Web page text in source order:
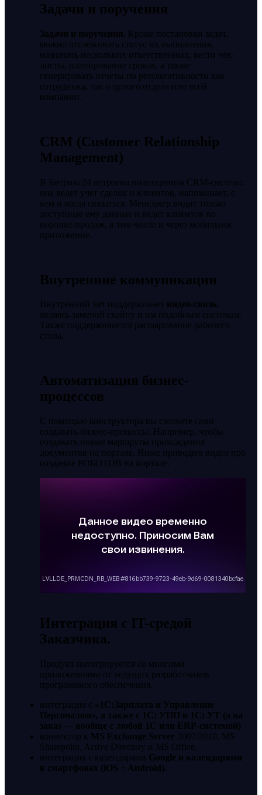
Задачи и поручения
Задачи и поручения. Кроме постановки задач,
можно отслеживать статус их выполнения,
назначать нескольких ответственных, вести чек-
листы, планирование сроков, а также
генерировать отчеты по результативности как
сотрудника, так и целого отдела или всей
компании.
CRM (Customer Relationship
Management)
В Битрикс24 встроена полноценная CRM-система:
она ведет учет сделок и клиентов, напоминает, с
кем и когда связаться. Менеджер видит только
доступные ему данные и ведет клиентов по
воронке продаж, в том числе и через мобильное
приложение.
Внутренние коммуникации
Внутренний чат поддерживает видео-связь,
являясь заменой скайпу и им подобным системам.
Также поддерживается расшаривание рабочего
стола.
Автоматизация бизнес-
процессов
С помощью конструктора вы сможете сами
создавать бизнес-процессы. Например, чтобы
создавать новые маршруты прохождения
документов на портале. Ниже приводим видео про
создание РОБОТОВ на портале.
Интеграция с IT-средой
Заказчика.
Продукт интегрируется со многими
приложениями от ведущих разработчиков
программного обеспечения.
интеграция с «1С:Зарплата и Управление
Персоналом», а также с 1С: УПП и 1С: УТ (а на
заказ — вообще с любой 1С или ERP-системой)
коннектор к MS Exchange Server 2007/2010, MS
Sharepoint, Active Directory и MS Office.
интеграция с календарями Google и календарями
в смартфонах (iOS + Android).